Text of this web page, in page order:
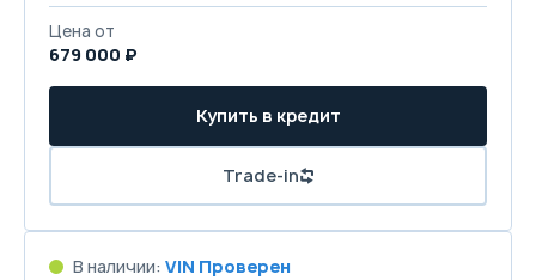
Цена от
679 000 ₽
Купить в кредит
Trade-in
В наличии: VIN Проверен